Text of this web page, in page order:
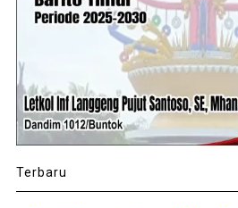
Terbaru